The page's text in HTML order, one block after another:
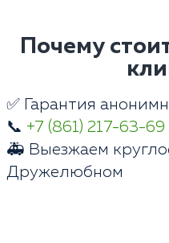
Почему
✅ Гарантия
📞 +7 (861) 217-63-69
🚑 Выезжаем
Дружелюбном